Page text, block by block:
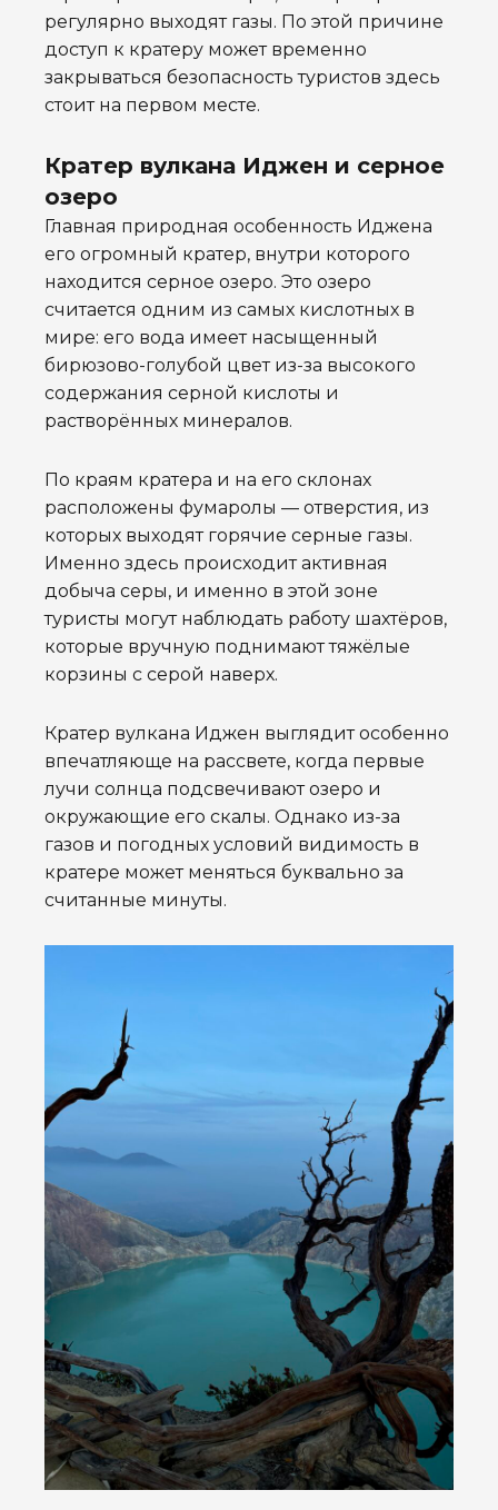
регулярно выходят газы. По этой причине
доступ к кратеру может временно
закрываться безопасность туристов здесь
стоит на первом месте.
Кратер вулкана Иджен и серное
озеро
Главная природная особенность Иджена
его огромный кратер, внутри которого
находится серное озеро. Это озеро
считается одним из самых кислотных в
мире: его вода имеет насыщенный
бирюзово-голубой цвет из-за высокого
содержания серной кислоты и
растворённых минералов.
По краям кратера и на его склонах
расположены фумаролы — отверстия, из
которых выходят горячие серные газы.
Именно здесь происходит активная
добыча серы, и именно в этой зоне
туристы могут наблюдать работу шахтёров,
которые вручную поднимают тяжёлые
корзины с серой наверх.
Кратер вулкана Иджен выглядит особенно
впечатляюще на рассвете, когда первые
лучи солнца подсвечивают озеро и
окружающие его скалы. Однако из-за
газов и погодных условий видимость в
кратере может меняться буквально за
считанные минуты.